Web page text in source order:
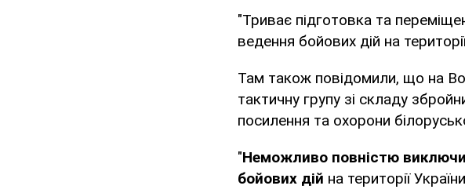
"Триває підготовка та
ведення бойових дій на
Там також повідомили, що на
тактичну групу зі складу
посилення та охорони
"Неможливо повністю
бойових дій на території